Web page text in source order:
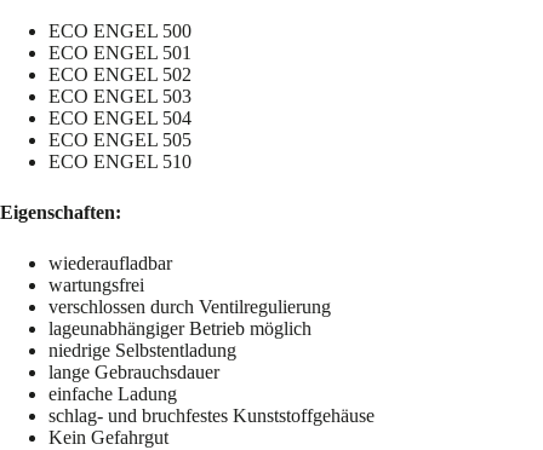
ECO ENGEL 500
ECO ENGEL 501
ECO ENGEL 502
ECO ENGEL 503
ECO ENGEL 504
ECO ENGEL 505
ECO ENGEL 510
Eigenschaften:
wiederaufladbar
wartungsfrei
verschlossen durch Ventilregulierung
lageunabhängiger Betrieb möglich
niedrige Selbstentladung
lange Gebrauchsdauer
einfache Ladung
schlag- und bruchfestes Kunststoffgehäuse
Kein Gefahrgut